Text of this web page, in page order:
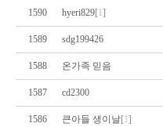
1590 hyeri829[1]
1589 sdg199426
1588 온가족 믿음
1587 cd2300
1586 큰아들 생이날[1]